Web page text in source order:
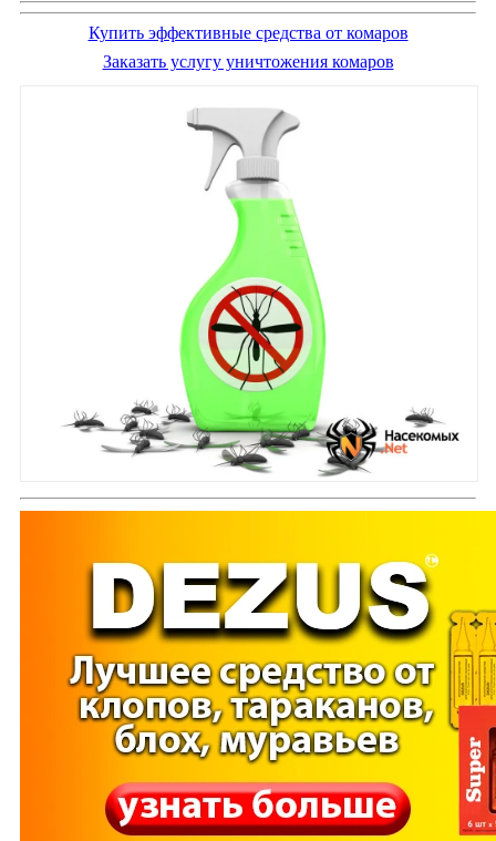
Купить эффективные средства от комаров
Заказать услугу уничтожения комаров